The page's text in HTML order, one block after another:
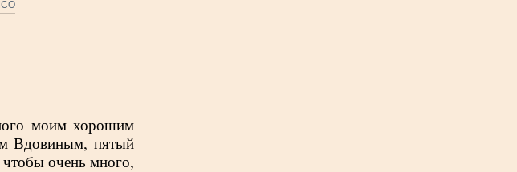
моим хорошим
Вдовиным, пятый
очень много,